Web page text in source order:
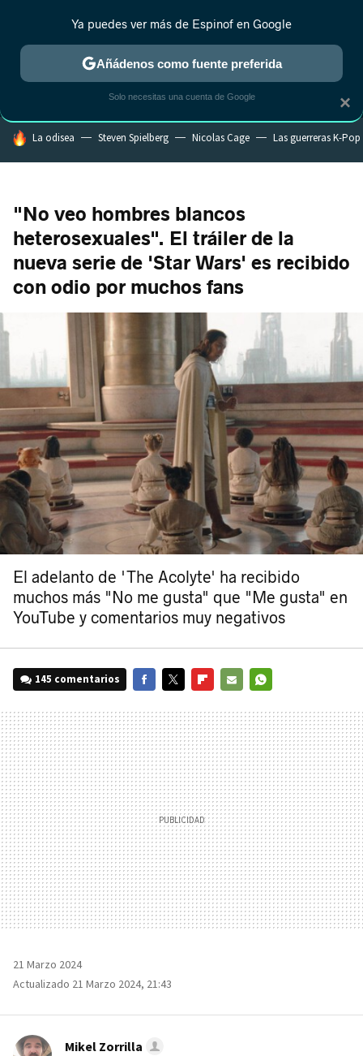
MENÚ NUEVO
ESTRENOS REALITY ANIME RANKINGS CINE
HOY SE HABLA DE
La odisea Steven Spielberg Nicolas Cage Las guerreras K-Pop
"No veo hombres blancos
heterosexuales". El tráiler de la
nueva serie de 'Star Wars' es recibido
con odio por muchos fans
El adelanto de 'The Acolyte' ha recibido
muchos más "No me gusta" que "Me gusta" en
YouTube y comentarios muy negativos
145 comentarios
MAIL
21 Marzo 2024
Actualizado 21 Marzo 2024, 21:43
Mikel Zorrilla
×
Ya puedes ver más de Espinof en Google
Añádenos como fuente preferida
Solo necesitas una cuenta de Google